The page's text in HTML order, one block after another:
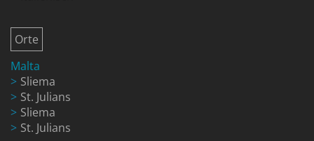
Orte
Malta
Sliema
St. Julians
Sliema
St. Julians